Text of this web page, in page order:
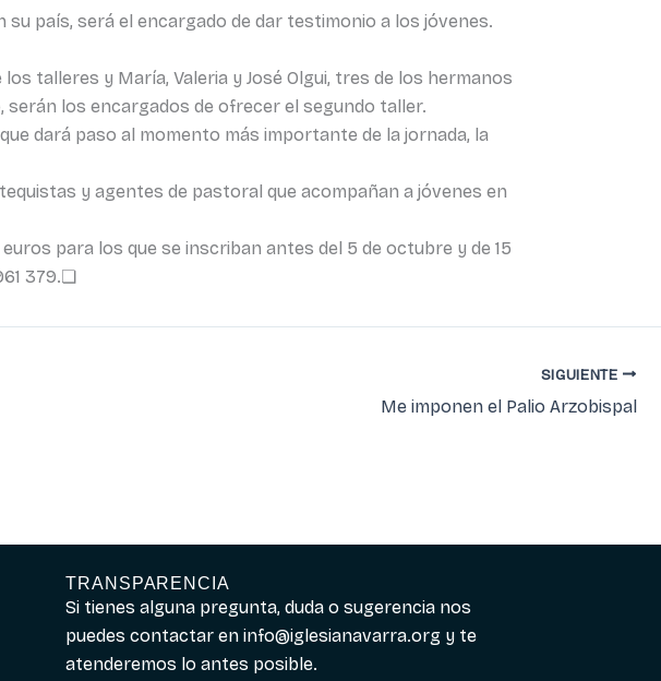
país, será el encargado de dar testimonio a los jóvenes.
talleres y María, Valeria y José Olgui, tres de los hermanos
los encargados de ofrecer el segundo taller.
dará paso al momento más importante de la jornada, la
y agentes de pastoral que acompañan a jóvenes en
para los que se inscriban antes del 5 de octubre y de 15
379.❏
SIGUIENTE
Me imponen el Palio Arzobispal
TRANSPARENCIA
Si tienes alguna pregunta, duda o sugerencia nos
puedes contactar eninfo@iglesianavarra.org y te
atenderemos lo antes posible.